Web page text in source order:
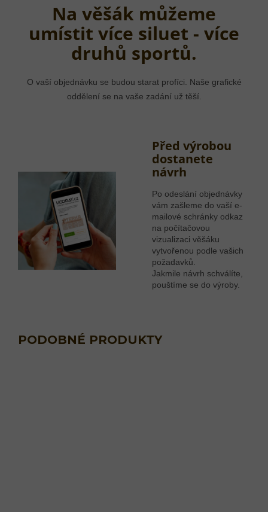
Na věšák můžeme
umístit více siluet - více
druhů sportů.
O vaší objednávku se budou starat profíci. Naše grafické
oddělení se na vaše zadání už těší.
Před výrobou
dostanete
návrh
Po odeslání objednávky
vám zašleme do vaší e-
mailové schránky odkaz
na počítačovou
vizualizaci věšáku
vytvořenou podle vašich
požadavků.
Jakmile návrh schválíte,
pouštíme se do výroby.